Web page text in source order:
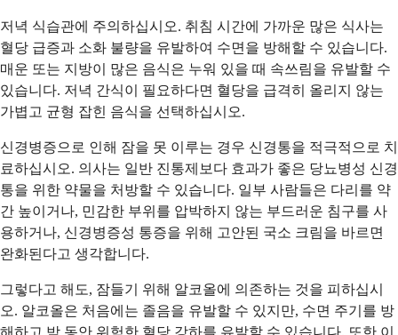
저녁 식습관에 주의하십시오. 취침 시간에 가까운 많은 식사는
혈당 급증과 소화 불량을 유발하여 수면을 방해할 수 있습니다.
매운 또는 지방이 많은 음식은 누워 있을 때 속쓰림을 유발할 수
있습니다. 저녁 간식이 필요하다면 혈당을 급격히 올리지 않는
가볍고 균형 잡힌 음식을 선택하십시오.
신경병증으로 인해 잠을 못 이루는 경우 신경통을 적극적으로 치
료하십시오. 의사는 일반 진통제보다 효과가 좋은 당뇨병성 신경
통을 위한 약물을 처방할 수 있습니다. 일부 사람들은 다리를 약
간 높이거나, 민감한 부위를 압박하지 않는 부드러운 침구를 사
용하거나, 신경병증성 통증을 위해 고안된 국소 크림을 바르면
완화된다고 생각합니다.
그렇다고 해도, 잠들기 위해 알코올에 의존하는 것을 피하십시
오. 알코올은 처음에는 졸음을 유발할 수 있지만, 수면 주기를 방